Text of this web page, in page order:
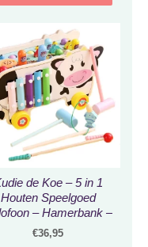
de Koe – 5 in 1
Houten Speelgoed
– Hamerbank –
Visspel – Activiteiten
€36,95